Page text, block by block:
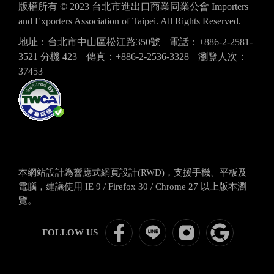
版權所有 © 2023 台北市進出口商業同業公會 Importers
and Exporters Association of Taipei. All Rights Reserved.
地址：台北市中山區松江路350號
電話：+886-2-2581-
3521 分機 423
傳真：+886-2-2536-3328
瀏覽人次：
37453
本網站設計為響應式網頁設計(RWD)，支援手機、平板及
電腦，建議使用 IE 9 / Firefox 30 / Chrome 27 以上版本瀏
覽。
FOLLOW US
ITBS
國
ITBS
國
關
注
google
評